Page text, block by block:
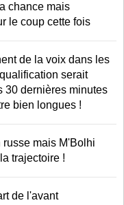
chance mais
le coup cette fois
de la voix dans les
serait
30 dernières minutes
bien longues !
mais M'Bolhi
trajectoire !
de l'avant